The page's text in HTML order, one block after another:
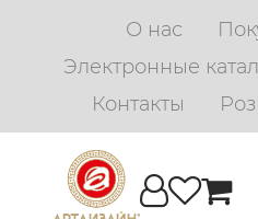
О нас
Электронные
Контакты